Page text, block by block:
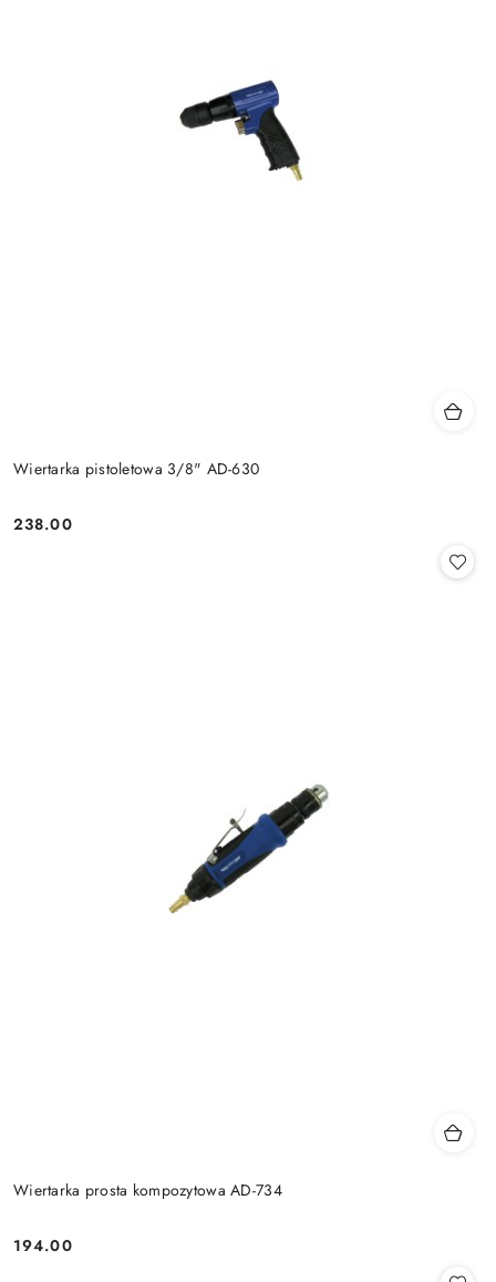
Wiertarka pistoletowa 3/8" AD-630
Cena:
238.00
Wiertarka prosta kompozytowa AD-734
Cena:
194.00